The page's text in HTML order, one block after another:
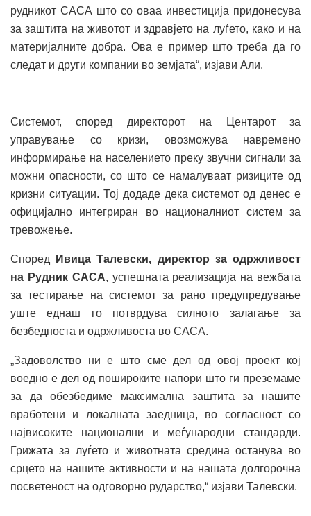
рудникот САСА што со оваа инвестиција придонесува
за заштита на животот и здравјето на луѓето, како и на
материјалните добра. Ова е пример што треба да го
следат и други компании во земјата“, изјави Али.
Системот, според директорот на Центарот за
управување со кризи, овозможува навремено
информирање на населението преку звучни сигнали за
можни опасности, со што се намалуваат ризиците од
кризни ситуации. Тој додаде дека системот од денес е
официјално интегриран во националниот систем за
тревожење.
Според
Ивица Талевски, директор за одржливост
на Рудник САСА, успешната реализација на вежбата
за тестирање на системот за рано предупредување
уште еднаш го потврдува силното залагање за
безбедноста и одржливоста во САСА.
„Задоволство ни е што сме дел од овој проект кој
воедно е дел од пошироките напори што ги преземаме
за да обезбедиме максимална заштита за нашите
вработени и локалната заедница, во согласност со
највисоките национални и меѓународни стандарди.
Грижата за луѓето и животната средина останува во
срцето на нашите активности и на нашата долгорочна
посветеност на одговорно рударство,“ изјави Талевски.